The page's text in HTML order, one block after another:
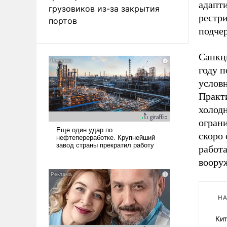
грузовиков из-за закрытия
портов
году
скоро